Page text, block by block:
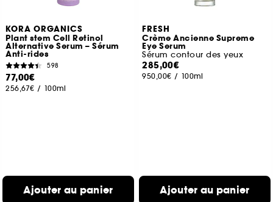
KORA ORGANICS
Plant stem Cell Retinol
Alternative Serum – Sérum
Anti-rides
598
77,00€
256,67€ / 100ml
Ajouter au panier
FRESH
Crème Ancienne Supreme
Eye Serum
Sérum contour des yeux
285,00€
950,00€ / 100ml
Ajouter au panier